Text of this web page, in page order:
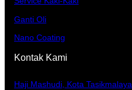
Ganti Oli
Nano Coating
Kontak Kami
Haji Mashudi, Kota Tasikmalaya